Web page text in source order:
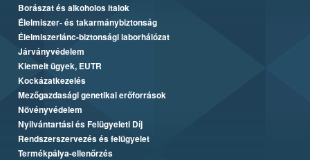
Borászat és alkoholos italok
Élelmiszer- és takarmánybiztonság
Élelmiszerlánc-biztonsági laborhálózat
Járványvédelem
Kiemelt ügyek, EUTR
Kockázatkezelés
Mezőgazdasági genetikai erőforrások
Növényvédelem
Nyilvántartási és Felügyeleti Díj
Rendszerszervezés és felügyelet
Termékpálya-ellenőrzés